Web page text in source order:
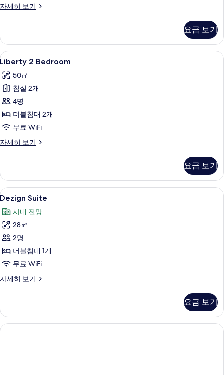
보
자세히 보기
Liberty
세
히
보
요금 보기
Liberty
2
Bedroom
사
진
모
두
보
Liberty 2 Bedroom | 고급 침구, 객실
7
Liberty 2 Bedroom
50㎡
침실 2개
4명
더블침대 2개
무료 WiFi
자세히 보기
Liberty
세
히
보
요금 보기
Dezign
Suite
사
진
모
두
보
기
8
Dezign Suite
시내 전망
28㎡
2명
더블침대 1개
무료 WiFi
자세히 보기
Dezign
히
보
기
요금 보기